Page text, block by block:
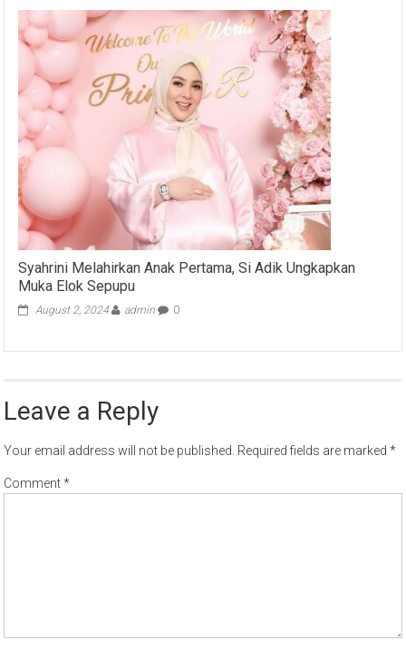
Syahrini Melahirkan Anak Pertama, Si Adik Ungkapkan
Muka Elok Sepupu
August 2, 2024 admin 0
Leave a Reply
Your email address will not be published. Required fields are marked*
Comment*